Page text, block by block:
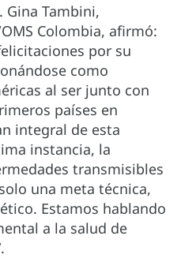
Gina Tambini,
Colombia, afirmó:
por su
como
al ser junto con
países en
integral de esta
instancia, la
transmisibles
una meta técnica,
Estamos hablando
a la salud de